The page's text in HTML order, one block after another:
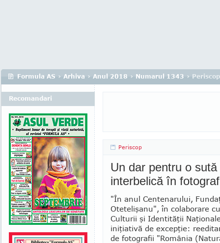
Formula AS › Arhiva › Anul 2018 › Numarul 1343 › Periscop
Periscop
Un dar pentru o
interbelică în
"În anul Centenarului,
Otetelişanu", în cola­borare
Culturii şi Identităţii
iniţiativă de excepţie:
de fotografii "România
Recomandari